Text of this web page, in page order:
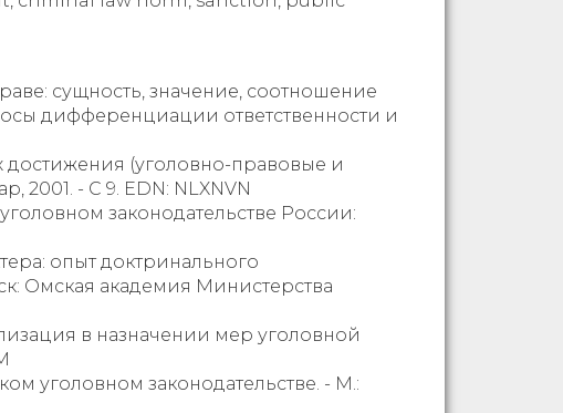
сущность, значение, соотношение
дифференциации ответственности и
(уголовно-правовые и
2001. - С 9. EDN: NLXNVN
законодательстве России:
опыт доктринального
Омская академия Министерства
в назначении мер уголовной
уголовном законодательстве. - М.: